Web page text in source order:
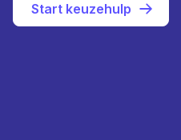
Start keuzehulp